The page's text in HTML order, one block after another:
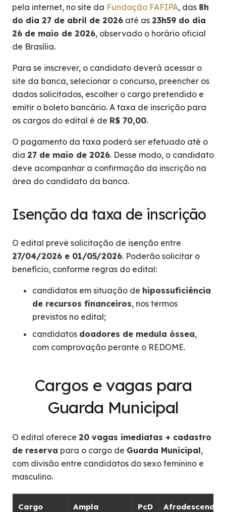
pela internet, no site da Fundação FAFIPA, das 8h
do dia 27 de abril de 2026 até as 23h59 do dia
26 de maio de 2026, observado o horário oficial
de Brasília.
Para se inscrever, o candidato deverá acessar o
site da banca, selecionar o concurso, preencher os
dados solicitados, escolher o cargo pretendido e
emitir o boleto bancário. A taxa de inscrição para
os cargos do edital é de R$ 70,00.
O pagamento da taxa poderá ser efetuado até o
dia 27 de maio de 2026. Desse modo, o candidato
deve acompanhar a confirmação da inscrição na
área do candidato da banca.
Isenção da taxa de inscrição
O edital prevê solicitação de isenção entre
27/04/2026 e 01/05/2026. Poderão solicitar o
benefício, conforme regras do edital:
candidatos em situação de hipossuficiência
de recursos financeiros, nos termos
previstos no edital;
candidatos doadores de medula óssea,
com comprovação perante o REDOME.
Cargos e vagas para
Guarda Municipal
O edital oferece 20 vagas imediatas + cadastro
de reserva para o cargo de Guarda Municipal,
com divisão entre candidatos do sexo feminino e
masculino.
Cargo
Ampla
PcD